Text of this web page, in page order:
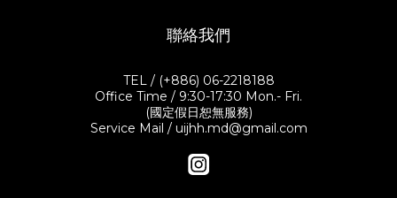
聯絡我們
TEL / (+886) 06-2218188
Office Time / 9:30-17:30 Mon.- Fri.
(國定假日恕無服務)
Service Mail / uijhh.md@gmail.com